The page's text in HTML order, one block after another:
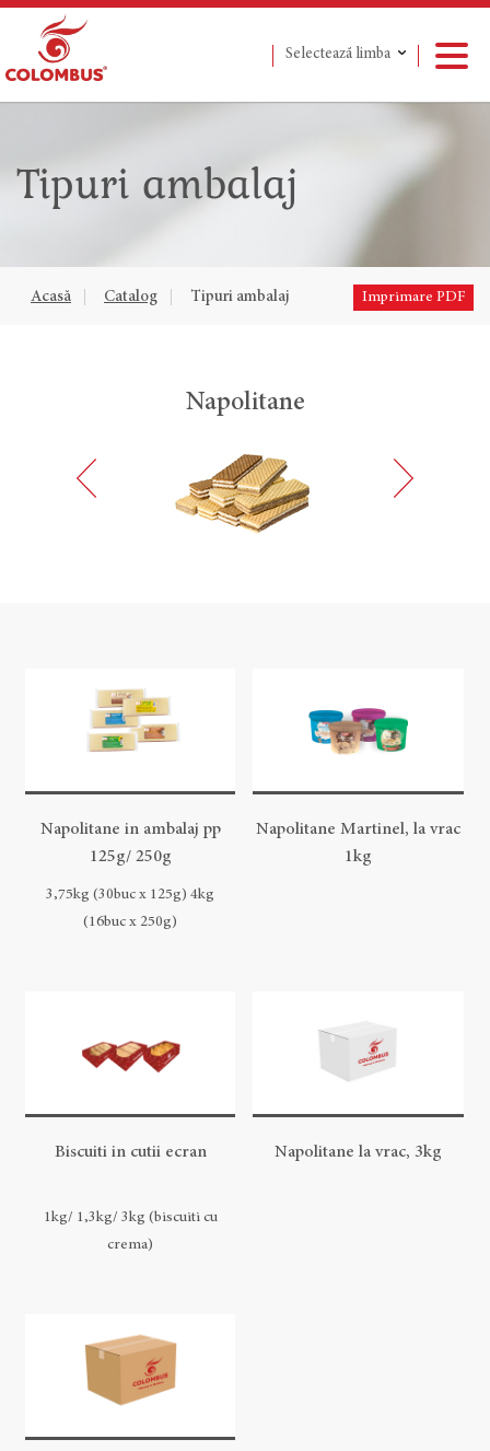
Selectează limba
Tipuri ambalaj
Acasă Catalog Tipuri ambalaj Imprimare PDF
Napolitane
Napolitane in ambalaj pp
125g/ 250g
3,75kg (30buc x 125g) 4kg
(16buc x 250g)
Napolitane Martinel, la vrac
1kg
Biscuiti in cutii ecran
1kg/ 1,3kg/ 3kg (biscuiti cu
crema)
Napolitane la vrac, 3kg